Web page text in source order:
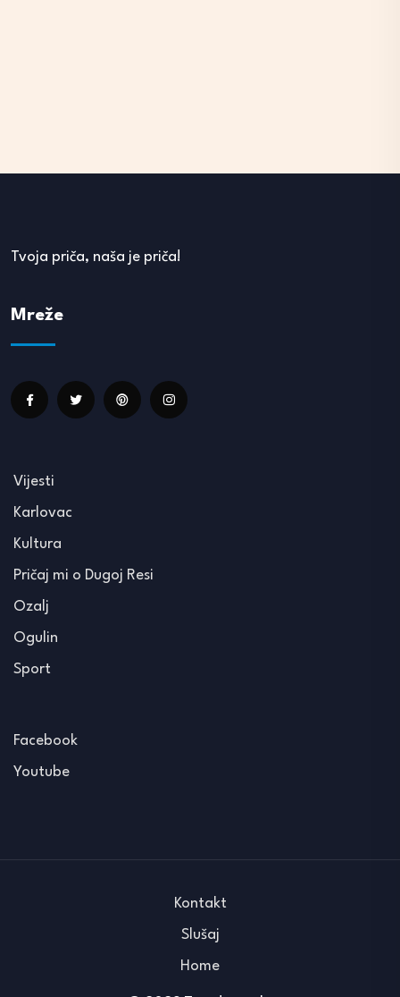
Tvoja priča, naša je priča!
Mreže
Vijesti
Karlovac
Kultura
Pričaj mi o Dugoj Resi
Ozalj
Ogulin
Sport
Facebook
Youtube
Kontakt
Slušaj
Home